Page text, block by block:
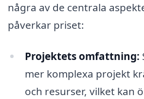
några av de centrala
påverkar priset:
Projektets omfattning:
mer komplexa projekt
och resurser, vilket kan